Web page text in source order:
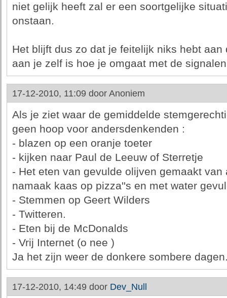
niet gelijk heeft zal er een soortgelijke
onstaan.
Het blijft dus zo dat je feitelijk niks hebt
aan je zelf is hoe je omgaat met de
17-12-2010, 11:09 door Anoniem
Als je ziet waar de gemiddelde
geen hoop voor andersdenkenden :
- blazen op een oranje toeter
- kijken naar Paul de Leeuw of Sterretje
- Het eten van gevulde olijven gemaakt
namaak kaas op pizza''s en met water
- Stemmen op Geert Wilders
- Twitteren.
- Eten bij de McDonalds
- Vrij Internet (o nee )
Ja het zijn weer de donkere sombere
17-12-2010, 14:49 door Dev_Null